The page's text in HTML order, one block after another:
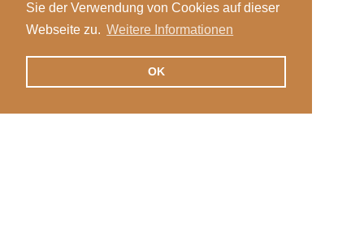
Sie der Verwendung von Cookies auf dieser
Webseite zu. Weitere Informationen
OK